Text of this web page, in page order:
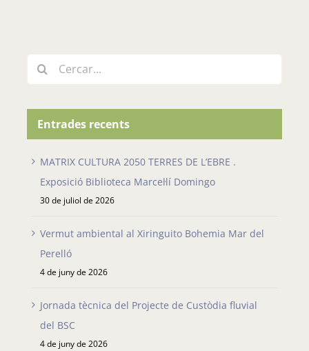
Cerca
Entrades recents
MATRIX CULTURA 2050 TERRES DE L’EBRE .
Exposició Biblioteca Marcel·lí Domingo
30 de juliol de 2026
Vermut ambiental al Xiringuito Bohemia Mar del
Perelló
4 de juny de 2026
Jornada tècnica del Projecte de Custòdia fluvial
del BSC
4 de juny de 2026